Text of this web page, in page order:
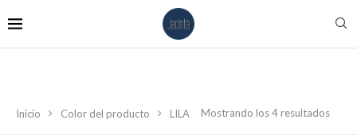
Inicio Color del producto LILA Mostrando los 4 resultados